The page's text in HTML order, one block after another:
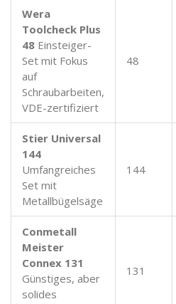
Wera
Toolcheck Plus
48 Einsteiger-
Set mit Fokus
auf
Schraubarbeiten,
VDE-zertifiziert
48
Stier Universal
144
Umfangreiches
Set mit
Metallbügelsäge
144
Conmetall
Meister
Connex 131
Günstiges, aber
solides
131